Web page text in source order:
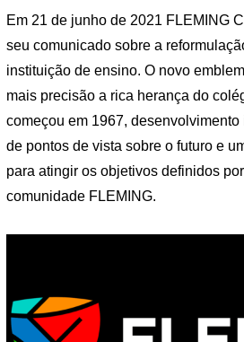
Em 21 de junho de 2021 FLEMING
seu comunicado sobre a
instituição de ensino. O novo
mais precisão a rica herança do
começou em 1967,
de pontos de vista sobre o futuro e
para atingir os objetivos definidos
comunidade FLEMING.